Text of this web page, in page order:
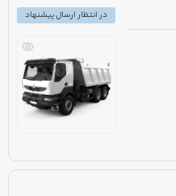
در انتظار ارسال پیشنهاد